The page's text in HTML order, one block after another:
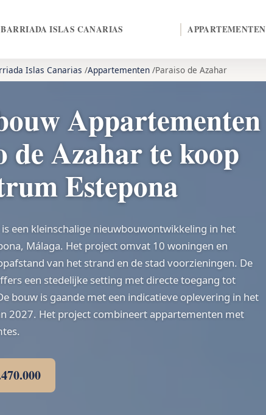
BARRIADA ISLAS CANARIAS APPARTEMENTEN
Islas Canarias Appartementen Paraiso de Azahar
Appartementen
de Azahar te koop
Estepona
is een kleinschalige nieuwbouwontwikkeling in het
Málaga. Het project omvat 10 woningen en
van het strand en de stad voorzieningen. De
een stedelijke setting met directe toegang tot
bouw is gaande met een indicatieve oplevering in het
2027. Het project combineert appartementen met